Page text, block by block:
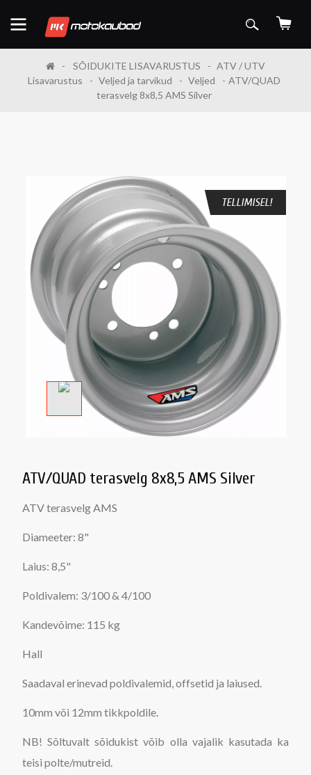
SÕIDUKITE LISAVARUSTUS
ATV / UTV
Lisavarustus
Veljed ja tarvikud Veljed
ATV/QUAD
terasvelg 8x8,5 AMS Silver
TELLIMISEL!
ATV/QUAD terasvelg 8x8,5 AMS Silver
ATV terasvelg AMS
Diameeter: 8"
Laius: 8,5"
Poldivalem: 3/100 & 4/100
Kandevõime: 115 kg
Hall
Saadaval erinevad poldivalemid, offsetid ja laiused.
10mm või 12mm tikkpoldile.
NB! Sõltuvalt sõidukist võib olla vajalik kasutada ka
teisi polte/mutreid.